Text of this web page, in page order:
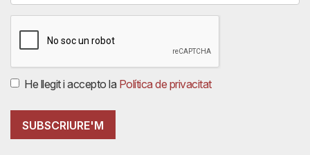
He llegit i accepto la Política de privacitat
SUBSCRIURE'M